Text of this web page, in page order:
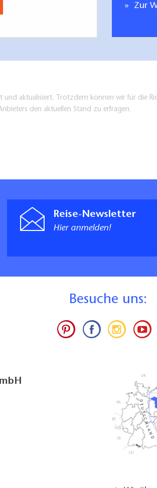
Zur
aktualisiert. Trotzdem können wir für die
den aktuellen Stand zu erfragen.
Reise-Newsletter
Hier anmelden!
Besuche uns: